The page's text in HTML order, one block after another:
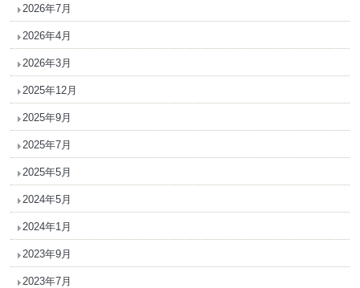
2026年7月
2026年4月
2026年3月
2025年12月
2025年9月
2025年7月
2025年5月
2024年5月
2024年1月
2023年9月
2023年7月